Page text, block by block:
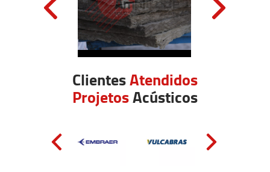
ClientesAtendidos
ProjetosAcústicos